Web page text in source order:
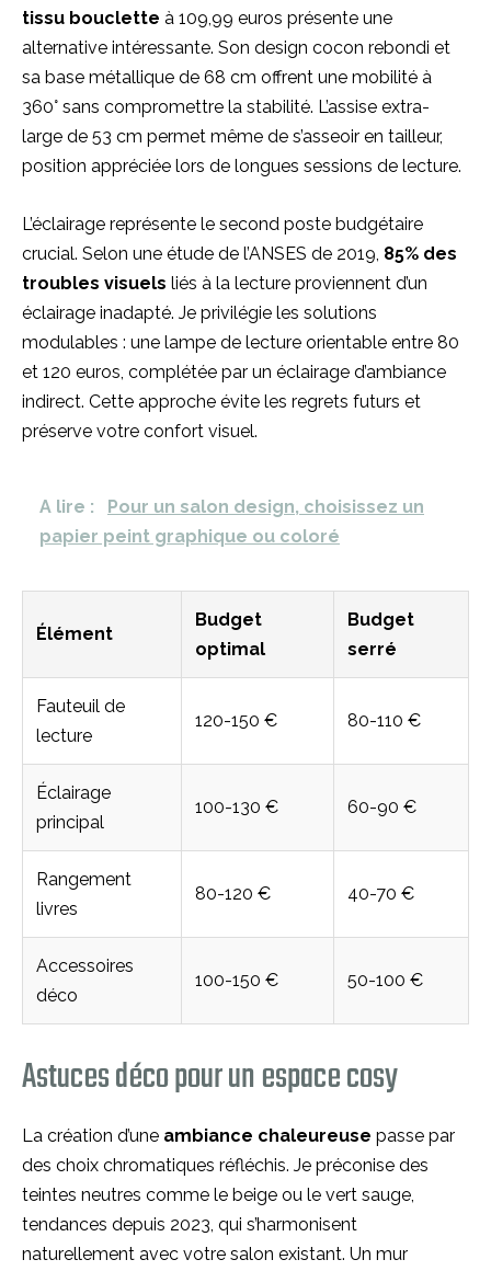
tissu bouclette à 109,99 euros présente une
alternative intéressante. Son design cocon rebondi et
sa base métallique de 68 cm offrent une mobilité à
360° sans compromettre la stabilité. L’assise extra-
large de 53 cm permet même de s’asseoir en tailleur,
position appréciée lors de longues sessions de lecture.
L’éclairage représente le second poste budgétaire
crucial. Selon une étude de l’ANSES de 2019, 85% des
troubles visuels liés à la lecture proviennent d’un
éclairage inadapté. Je privilégie les solutions
modulables : une lampe de lecture orientable entre 80
et 120 euros, complétée par un éclairage d’ambiance
indirect. Cette approche évite les regrets futurs et
préserve votre confort visuel.
A lire :
Pour un salon design, choisissez un
papier peint graphique ou coloré
Élément
Budget
optimal
Budget
serré
Fauteuil de
lecture
120-150 € 80-110 €
Éclairage
principal
100-130 € 60-90 €
Rangement
livres
80-120 € 40-70 €
Accessoires
déco
100-150 € 50-100 €
Astuces déco pour un espace cosy
La création d’une ambiance chaleureuse passe par
des choix chromatiques réfléchis. Je préconise des
teintes neutres comme le beige ou le vert sauge,
tendances depuis 2023, qui s’harmonisent
naturellement avec votre salon existant. Un mur